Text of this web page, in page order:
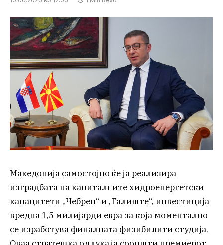
Македонија самостојно ќе ја реализира
изградбата на капиталните хидроенергетски
капацитети „Чебрен“ и „Галиште“, инвестиција
вредна 1,5 милијарди евра за која моментално
се изработува финалната физибилити студија.